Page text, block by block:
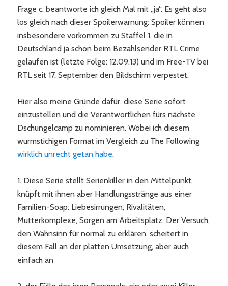
Frage c. beantworte ich gleich Mal mit „ja“. Es geht also
los gleich nach dieser Spoilerwarnung: Spoiler können
insbesondere vorkommen zu Staffel 1, die in
Deutschland ja schon beim Bezahlsender RTL Crime
gelaufen ist (letzte Folge: 12.09.13) und im Free-TV bei
RTL seit 17. September den Bildschirm verpestet.
Hier also meine Gründe dafür, diese Serie sofort
einzustellen und die Verantwortlichen fürs nächste
Dschungelcamp zu nominieren. Wobei ich diesem
wurmstichigen Format im Vergleich zu The Following
wirklich unrecht getan habe.
1. Diese Serie stellt Serienkiller in den Mittelpunkt,
knüpft mit ihnen aber Handlungsstränge aus einer
Familien-Soap: Liebesirrungen, Rivalitäten,
Mutterkomplexe, Sorgen am Arbeitsplatz. Der Versuch,
den Wahnsinn für normal zu erklären, scheitert in
diesem Fall an der platten Umsetzung, aber auch
einfach an